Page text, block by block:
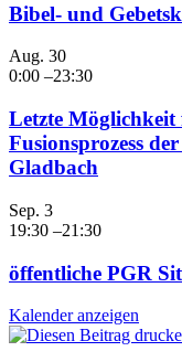
Bibel- und
Aug. 30
0:00 –23:30
Letzte
Fusionsprozess
Gladbach
Sep. 3
19:30 –21:30
öffentliche PGR
Kalender anzeigen